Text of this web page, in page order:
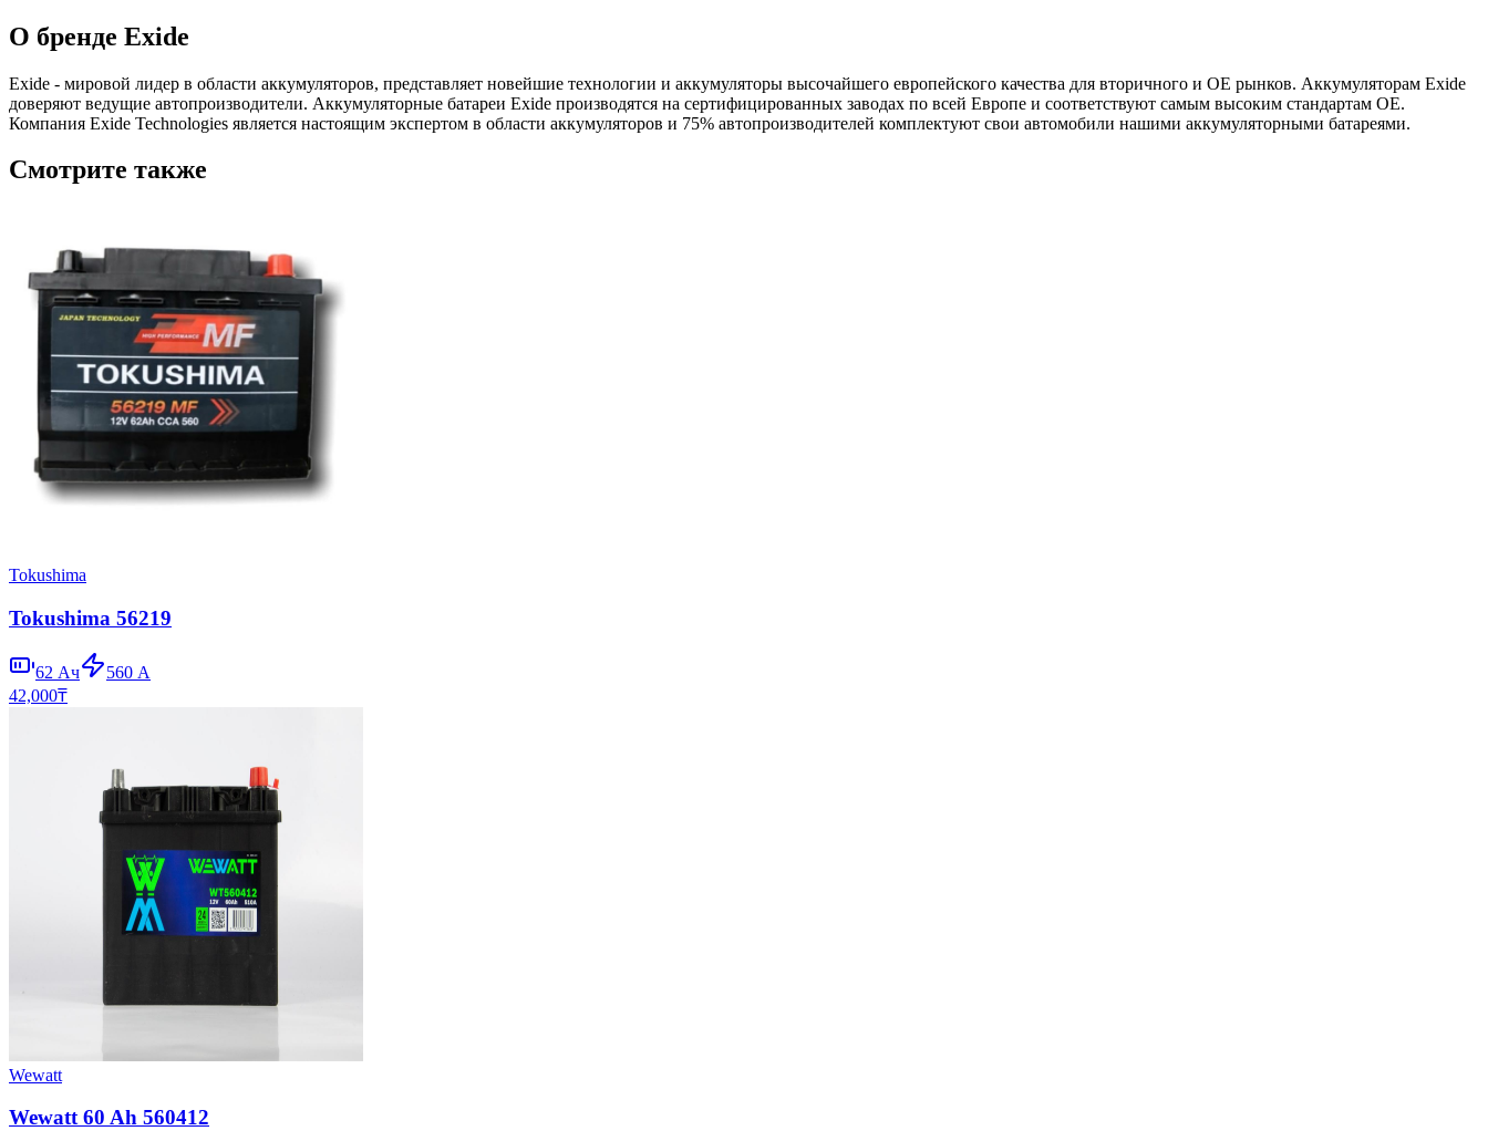
О бренде Exide
Exide - мировой лидер в области аккумуляторов, представляет новейшие технологии и аккумуляторы высочайшего европейского качества для вторичного и OE рынков. Аккумуляторам Exide
доверяют ведущие автопроизводители. Аккумуляторные батареи Exide производятся на сертифицированных заводах по всей Европе и соответствуют самым высоким стандартам OE.
Компания Exide Technologies является настоящим экспертом в области аккумуляторов и 75% автопроизводителей комплектуют свои автомобили нашими аккумуляторными батареями.
Смотрите также
Tokushima
Tokushima 56219
62 Ач 560 А
42,000₸
Wewatt
Wewatt 60 Ah 560412